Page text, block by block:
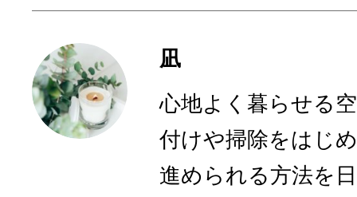
凪
心地よく暮らせる
付けや掃除をはじ
進められる方法を